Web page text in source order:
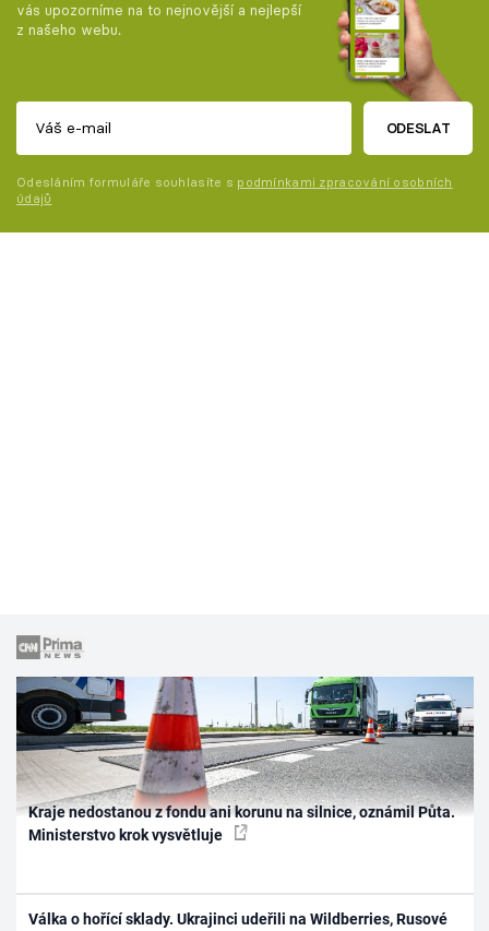
vás upozorníme na to nejnovější a nejlepší
z našeho webu.
ODESLAT
Odesláním formuláře souhlasíte s podmínkami zpracování osobních
údajů
Kraje nedostanou z fondu ani korunu na silnice, oznámil Půta.
Ministerstvo krok vysvětluje
Válka o hořící sklady. Ukrajinci udeřili na Wildberries, Rusové